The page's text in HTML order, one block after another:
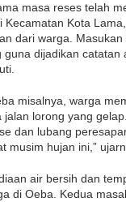
masa reses telah
Kecamatan Kota
dari warga.
guna dijadikan catatan
misalnya, warga
jalan lorong yang
dan lubang
musim hujan ini,”
air bersih dan
di Oeba. Kedua